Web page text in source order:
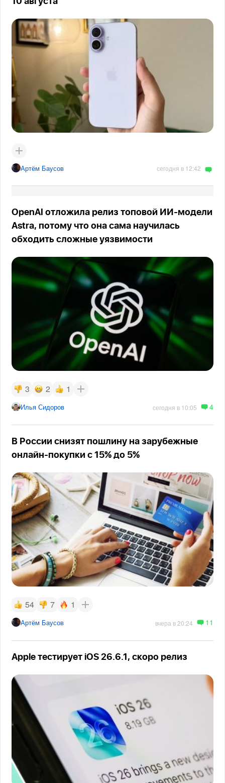
Артём Баусов сегодня в 12:42
OpenAI отложила релиз топовой ИИ-модели
Astra, потому что она сама научилась
обходить сложные уязвимости
3 2 1
Илья Сидоров сегодня в 10:05 4
В России снизят пошлину на зарубежные
онлайн-покупки с 15% до 5%
54 7 1
Артём Баусов вчера в 20:24 11
Apple тестирует iOS 26.6.1, скоро релиз